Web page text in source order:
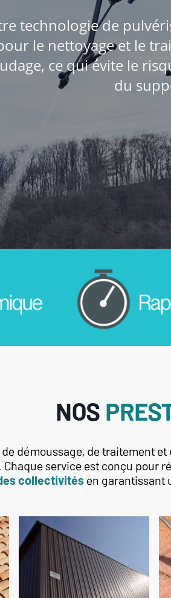
technologie de
le nettoyage et le
ce qui évite le
du
NOS
démoussage, de traitement
Chaque service est conçu pour
collectivitésen garantissant